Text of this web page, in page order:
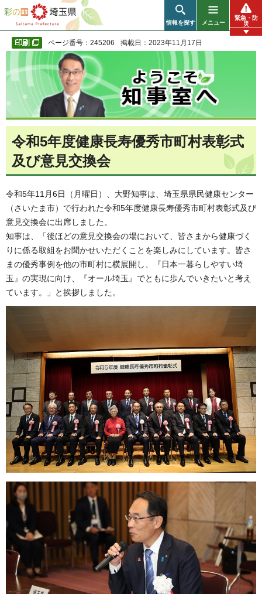
彩の国 埼玉県
情報を探す メニュー
緊急・防
災
ページ番号：245206 掲載日：2023年11月17日
令和5年度健康長寿優秀市町村表彰式
及び意見交換会
令和5年11月6日（月曜日）、大野知事は、埼玉県県民健康センター
（さいたま市）で行われた令和5年度健康長寿優秀市町村表彰式及び
意見交換会に出席しました。
知事は、「後ほどの意見交換会の場において、皆さまから健康づく
りに係る取組をお聞かせいただくことを楽しみにしています。皆さ
まの優秀事例を他の市町村に横展開し、『日本一暮らしやすい埼
玉』の実現に向け、『オール埼玉』でともに歩んでいきたいと考え
ています。」と挨拶しました。